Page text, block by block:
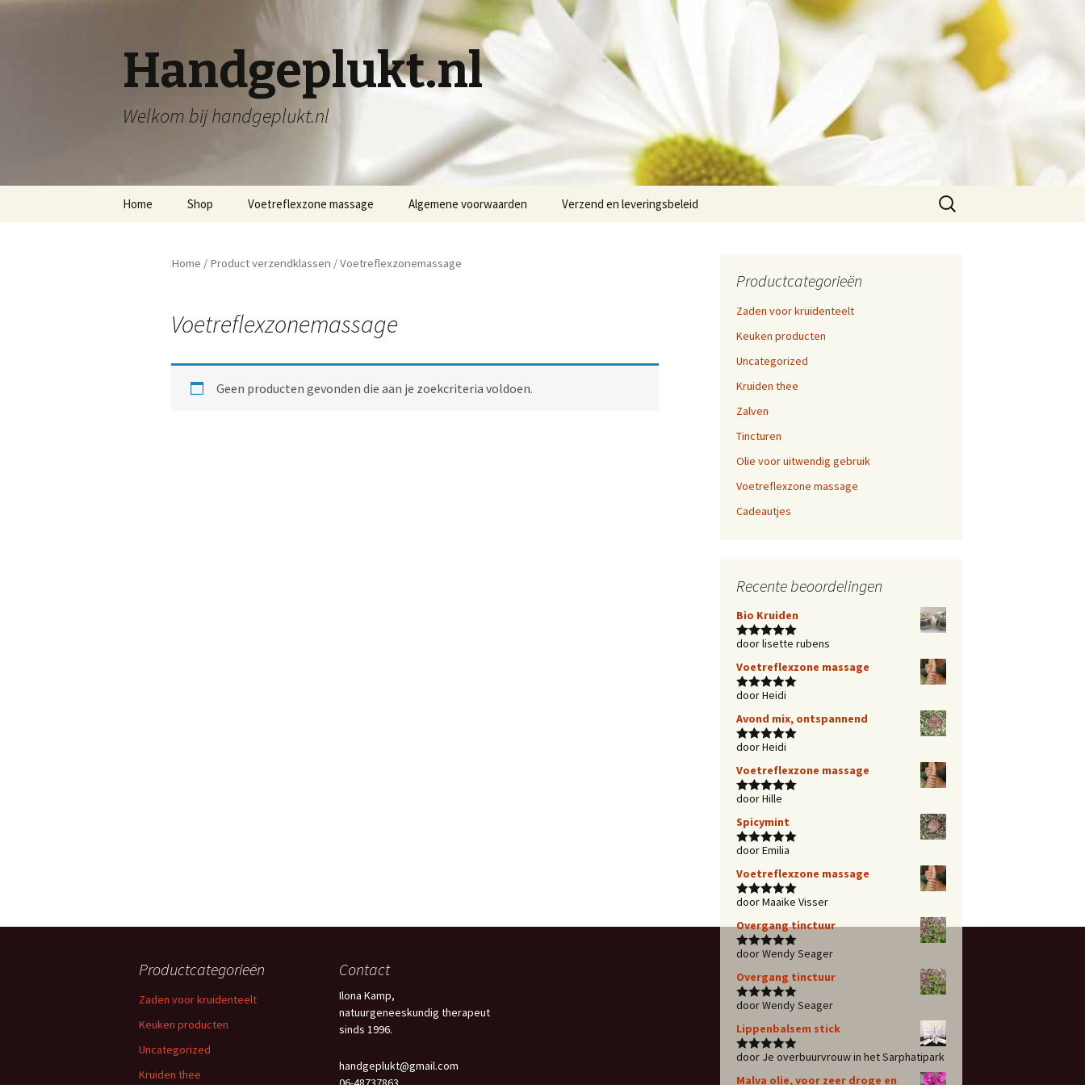
Handgeplukt.nl
Welkom bij handgeplukt.nl
Home Shop Voetreflexzone massage Algemene voorwaarden Verzend en leveringsbeleid
Zoeken
naar:
Home / Product verzendklassen / Voetreflexzonemassage
Voetreflexzonemassage
Geen producten gevonden die aan je zoekcriteria voldoen.
Productcategorieën
Zaden voor kruidenteelt
Keuken producten
Uncategorized
Kruiden thee
Zalven
Tincturen
Olie voor uitwendig gebruik
Voetreflexzone massage
Cadeautjes
Recente beoordelingen
Bio Kruiden
Waardering
door lisette rubens
Voetreflexzone massage
Waardering
door Heidi
Avond mix, ontspannend
Waardering
door Heidi
Voetreflexzone massage
Waardering
door Hille
Spicymint
Waardering
door Emilia
Voetreflexzone massage
Waardering
door Maaike Visser
Overgang tinctuur
Waardering
door Wendy Seager
Overgang tinctuur
Waardering
door Wendy Seager
Lippenbalsem stick
Waardering
door Je overbuurvrouw in het Sarphatipark
Malva olie, voor zeer droge en
Productcategorieën
Zaden voor kruidenteelt
Keuken producten
Uncategorized
Kruiden thee
Contact
Ilona Kamp,
natuurgeneeskundig therapeut
sinds 1996.
handgeplukt@gmail.com